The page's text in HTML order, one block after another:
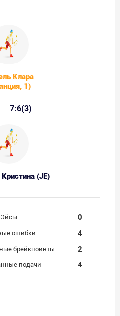
Клара
1)
7:6(3)
(JE)
Эйсы
0
ошибки
4
брейкпоинты
2
подачи 4